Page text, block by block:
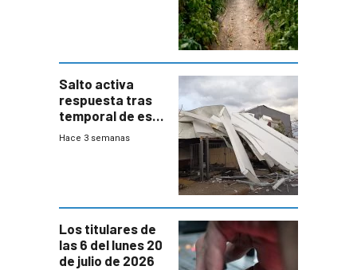
Salto activa
respuesta tras
temporal de este
sábado con
Hace 3 semanas
Los titulares de
las 6 del lunes 20
de julio de 2026